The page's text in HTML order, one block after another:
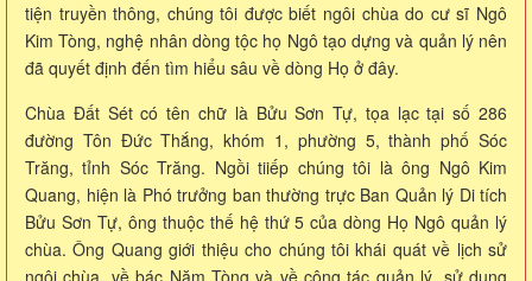
tiện truyền thông, chúng tôi được biết ngôi chùa do cư sĩ Ngô
Kim Tòng, nghệ nhân dòng tộc họ Ngô tạo dựng và quản lý nên
đã quyết định đến tìm hiểu sâu về dòng Họ ở đây.
Chùa Đất Sét có tên chữ là Bửu Sơn Tự, tọa lạc tại số 286
đường Tôn Đức Thắng, khóm 1, phường 5, thành phố Sóc
Trăng, tỉnh Sóc Trăng. Ngồi tiiếp chúng tôi là ông Ngô Kim
Quang, hiện là Phó trưởng ban thường trực Ban Quản lý Di tích
Bửu Sơn Tự, ông thuộc thế hệ thứ 5 của dòng Họ Ngô quản lý
chùa. Ông Quang giới thiệu cho chúng tôi khái quát về lịch sử